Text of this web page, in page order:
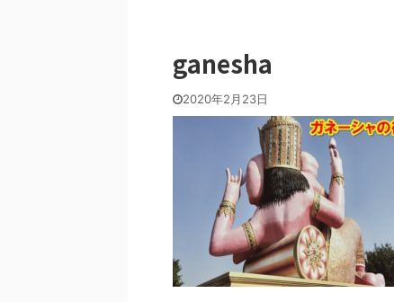
ganesha
2020年2月23日